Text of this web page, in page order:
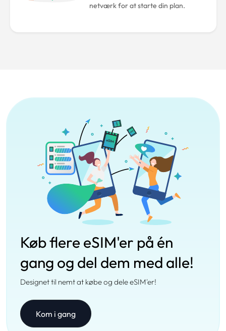
netværk for at starte din plan.
Køb flere eSIM'er på én
gang og del dem med alle!
Designet til nemt at købe og dele eSIM'er!
Kom i gang